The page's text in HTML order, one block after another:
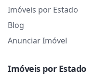
Imóveis por Estado
Blog
Anunciar Imóvel
Imóveis por Estado